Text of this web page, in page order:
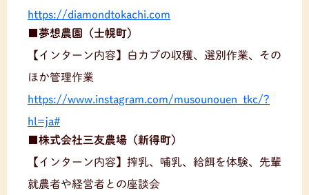
https://diamondtokachi.com
■夢想農園（士幌町）
【インターン内容】白カブの収穫、選別作業、その
ほか管理作業
https://www.instagram.com/musounouen_tkc/?
hl=ja#
■株式会社三友農場（新得町）
【インターン内容】搾乳、哺乳、給餌を体験、先輩
就農者や経営者との座談会